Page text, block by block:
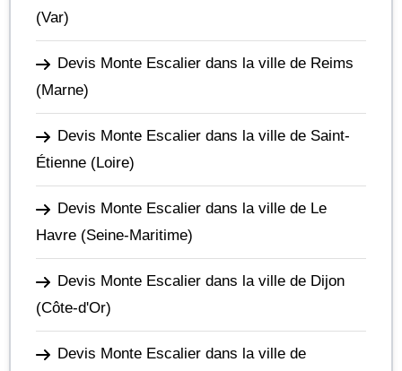
(Var)
Devis Monte Escalier dans la ville de Reims
(Marne)
Devis Monte Escalier dans la ville de Saint-
Étienne (Loire)
Devis Monte Escalier dans la ville de Le
Havre (Seine-Maritime)
Devis Monte Escalier dans la ville de Dijon
(Côte-d'Or)
Devis Monte Escalier dans la ville de